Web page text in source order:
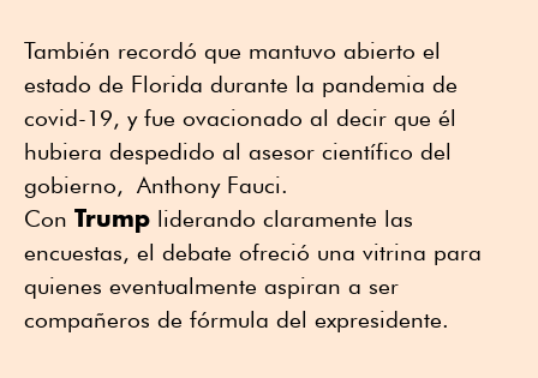
También recordó que mantuvo abierto el
estado de Florida durante la pandemia de
covid-19, y fue ovacionado al decir que él
hubiera despedido al asesor científico del
gobierno, Anthony Fauci.
Con Trump liderando claramente las
encuestas, el debate ofreció una vitrina para
quienes eventualmente aspiran a ser
compañeros de fórmula del expresidente.